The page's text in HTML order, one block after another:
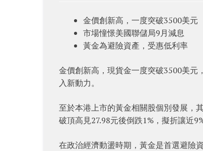
金價創新高，一度突破3500美元
市場憧憬美國聯儲局9月減息
黃金為避險資產，受惠低利率
金價創新高，現貨金一度突破3500美元
入新動力。
至於本港上市的黃金相關股個別發展，
破頂高見27.98元後倒跌1%，擬折讓近
在政治經濟動盪時期，黃金是首選避險